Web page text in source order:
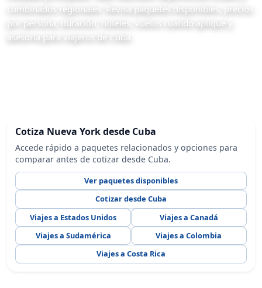
combinados regionales. Revisa paquetes disponibles, precios
por persona, duración, hoteles, vuelos cuando aplique y
asesoría para viajeros de Cuba.
Cotiza Nueva York desde Cuba
Accede rápido a paquetes relacionados y opciones para
comparar antes de cotizar desde Cuba.
Ver paquetes disponibles
Cotizar desde Cuba
Viajes a Estados Unidos
Viajes a Canadá
Viajes a Sudamérica
Viajes a Colombia
Viajes a Costa Rica